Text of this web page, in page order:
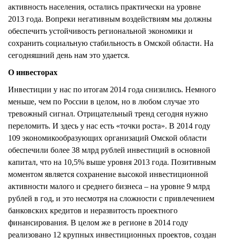
активность населения, остались практически на уровне
2013 года. Вопреки негативным воздействиям мы должны
обеспечить устойчивость региональной экономики и
сохранить социальную стабильность в Омской области. На
сегодняшний день нам это удается.
О инвесторах
Инвестиции у нас по итогам 2014 года снизились. Немного
меньше, чем по России в целом, но в любом случае это
тревожный сигнал. Отрицательный тренд сегодня нужно
переломить. И здесь у нас есть «точки роста». В 2014 году
109 экономикообразующих организаций Омской области
обеспечили более 38 млрд рублей инвестиций в основной
капитал, что на 10,5% выше уровня 2013 года. Позитивным
моментом является сохранение высокой инвестиционной
активности малого и среднего бизнеса – на уровне 9 млрд
рублей в год, и это несмотря на сложности с привлечением
банковских кредитов и неразвитость проектного
финансирования. В целом же в регионе в 2014 году
реализовано 12 крупных инвестиционных проектов, создан